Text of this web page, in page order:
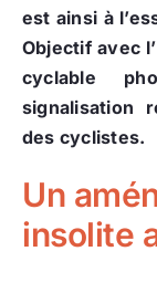
est ainsi à
Objectif avec
cyclable
signalisation
des cyclistes.
Un
insolite